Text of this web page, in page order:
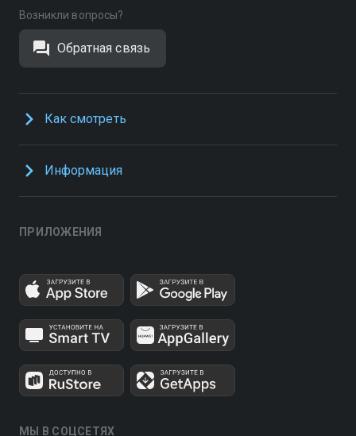
Возникли вопросы?
Обратная связь
Как смотреть
Информация
ПРИЛОЖЕНИЯ
МЫ В СОЦСЕТЯХ